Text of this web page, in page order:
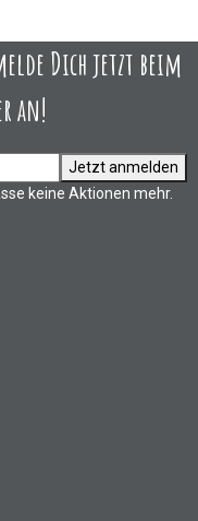
Dich jetzt beim
an!
Jetzt anmelden
keine Aktionen mehr.